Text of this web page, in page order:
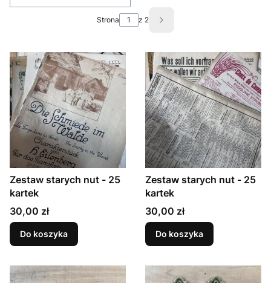
Strona z 2 Następne produkty
Zestaw starych nut - 25
kartek
Cena
30,00 zł
Do koszyka
Zestaw starych nut - 25
kartek
Cena
30,00 zł
Do koszyka